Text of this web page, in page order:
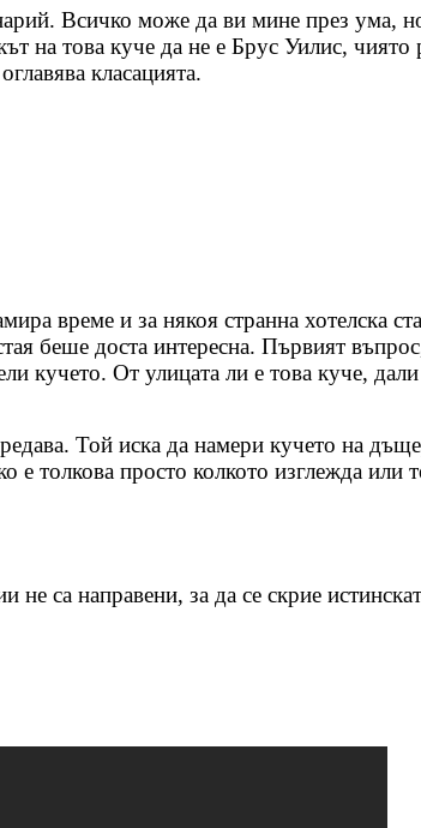
Всичко може да ви мине през ума,
на това куче да не е Брус Уилис, чиято
класацията.
време и за някоя странна хотелска
беше доста интересна. Първият
кучето. От улицата ли е това куче,
Той иска да намери кучето на
толкова просто колкото изглежда или
са направени, за да се скрие